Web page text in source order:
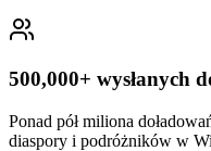
500,000+ wysłanych
Ponad pół miliona
diaspory i podróżników w